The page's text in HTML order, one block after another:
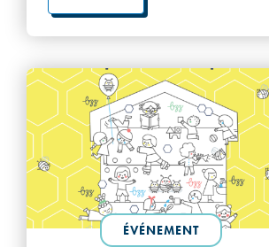
exposés sont plus susceptibles de
développer des troubles du
comportement. Elles affectent
également la confiance […]
ÉVÉNEMENT